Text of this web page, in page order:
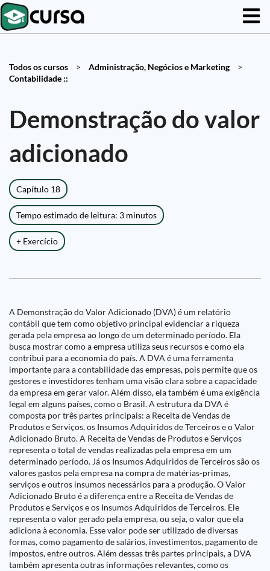
Todos os cursos > Administração, Negócios e Marketing
>
Contabilidade ::
Demonstração do valor
adicionado
Capítulo 18
Tempo estimado de leitura: 3 minutos
+ Exercício
A Demonstração do Valor Adicionado (DVA) é um relatório
contábil que tem como objetivo principal evidenciar a riqueza
gerada pela empresa ao longo de um determinado período. Ela
busca mostrar como a empresa utiliza seus recursos e como ela
contribui para a economia do país. A DVA é uma ferramenta
importante para a contabilidade das empresas, pois permite que os
gestores e investidores tenham uma visão clara sobre a capacidade
da empresa em gerar valor. Além disso, ela também é uma exigência
legal em alguns países, como o Brasil. A estrutura da DVA é
composta por três partes principais: a Receita de Vendas de
Produtos e Serviços, os Insumos Adquiridos de Terceiros e o Valor
Adicionado Bruto. A Receita de Vendas de Produtos e Serviços
representa o total de vendas realizadas pela empresa em um
determinado período. Já os Insumos Adquiridos de Terceiros são os
valores gastos pela empresa na compra de matérias-primas,
serviços e outros insumos necessários para a produção. O Valor
Adicionado Bruto é a diferença entre a Receita de Vendas de
Produtos e Serviços e os Insumos Adquiridos de Terceiros. Ele
representa o valor gerado pela empresa, ou seja, o valor que ela
adiciona à economia. Esse valor pode ser utilizado de diversas
formas, como pagamento de salários, investimentos, pagamento de
impostos, entre outros. Além dessas três partes principais, a DVA
também apresenta outras informações relevantes, como os